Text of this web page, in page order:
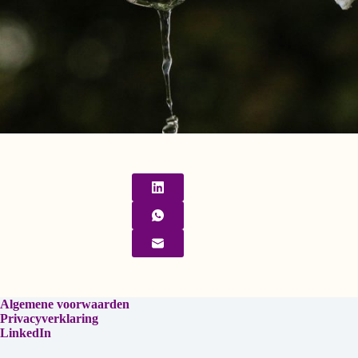
Algemene voorwaarden
Privacyverklaring
LinkedIn